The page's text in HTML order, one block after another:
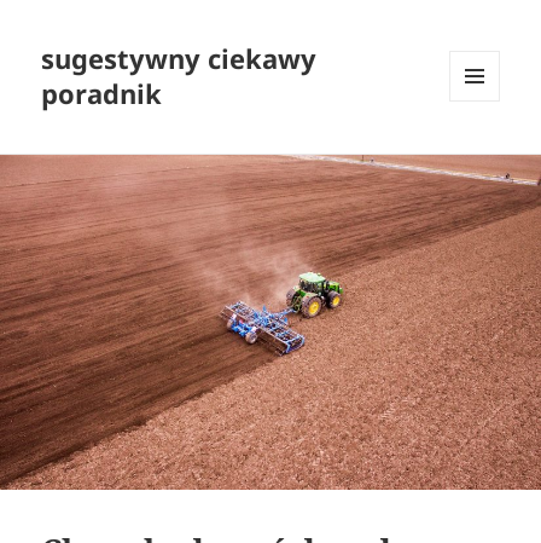
sugestywny ciekawy
poradnik
WIDGETY